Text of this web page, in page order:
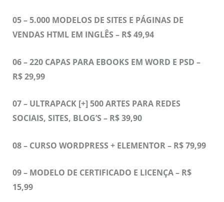
05 – 5.000 MODELOS DE SITES E PÁGINAS DE
VENDAS HTML EM INGLÊS – R$ 49,94
06 – 220 CAPAS PARA EBOOKS EM WORD E PSD –
R$ 29,99
07 – ULTRAPACK [+] 500 ARTES PARA REDES
SOCIAIS, SITES, BLOG’S – R$ 39,90
08 – CURSO WORDPRESS + ELEMENTOR – R$ 79,99
09 – MODELO DE CERTIFICADO E LICENÇA – R$
15,99